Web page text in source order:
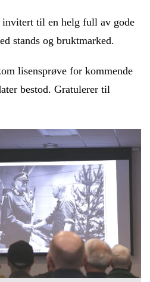
invitert til en helg full av gode
stands og bruktmarked.
lisensprøve for kommende
bestod. Gratulerer til